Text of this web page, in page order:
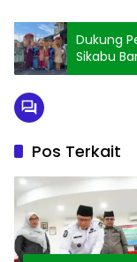
Dukung
Sikabu
Pos Terkait